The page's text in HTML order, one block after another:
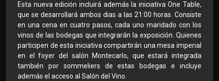
Esta nueva edición incluirá además la iniciativa One Table,
que se desarrollará ambos dias a las 21:00 horas. Consiste
en una cena en cuatro pasos, cada uno maridado con los
vinos de las bodegas que integrarán la exposición. Quienes
participen de esta iniciativa compartirán una mesa imperial
en el foyer del salón Montecarlo, que estará integrada
también por sommeliers de estas bodegas e incluye
además el acceso al Salón del Vino.